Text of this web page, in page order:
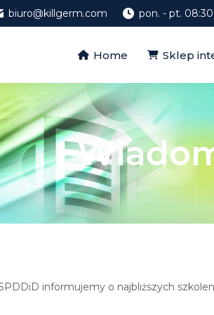
biuro@killgerm.com pon. - pt. 08:30
Home Sklep
informujemy o najbliższych
Home Sklep